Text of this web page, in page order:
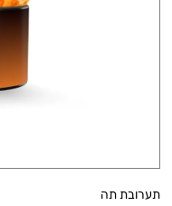
תערובת תה